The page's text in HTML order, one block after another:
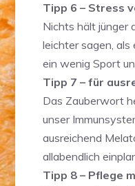
Tipp 6 – Stress
Nichts hält jünger
leichter sagen,
ein wenig Sport
Tipp 7 – für
Das Zauberwort
unser
ausreichend
allabendlich
Tipp 8 – Pflege